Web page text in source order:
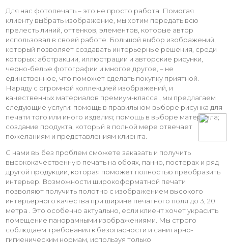
Для нас фотопечать – это не просто работа. Помогая
клиенту выбрать изображение, мы хотим передать всю
прелесть линий, оттенков, элементов, которые автор
использовал в своей работе. Большой выбор изображений,
который позволяет создавать интерьерные решения, среди
которых: абстракции, иллюстрации и авторские рисунки,
черно-белые фотографии и многое другое, – не
единственное, что поможет сделать покупку приятной.
Наряду с огромной коллекцией изображений, и
качественных материалов премиум-класса , мы предлагаем
следующие услуги: помощь в правильном выборе рисунка для
печати того или иного изделия; помощь в выборе материала;
создание продукта, который в полной мере отвечает
пожеланиям и представлениям клиента.
С нами вы без проблем сможете заказать и получить
высококачественную печать на обоях, панно, постерах и ряд
другой продукции, которая поможет полностью преобразить
интерьер. Возможности широкоформатной печати
позволяют получить полотно с изображением высокого
интерьерного качества при ширине печатного поля до 3, 20
метра . Это особенно актуально, если клиент хочет украсить
помещение панорамными изображениями. Мы строго
соблюдаем требования к безопасности и санитарно-
гигиеническим нормам, используя только